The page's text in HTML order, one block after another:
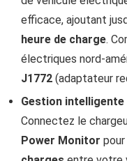
efficace, ajoutant
heure de charge.
électriques nord-
J1772 (adaptateur
Gestion intelligente
Connectez le
Power Monitor pour